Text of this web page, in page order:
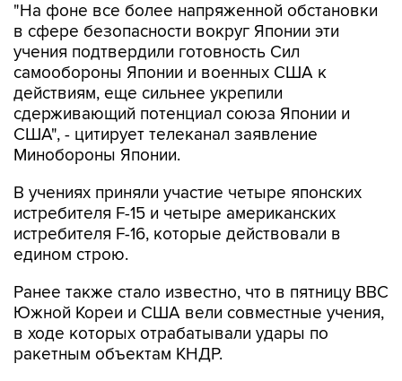
"На фоне все более напряженной обстановки
в сфере безопасности вокруг Японии эти
учения подтвердили готовность Сил
самообороны Японии и военных США к
действиям, еще сильнее укрепили
сдерживающий потенциал союза Японии и
США", - цитирует телеканал заявление
Минобороны Японии.
В учениях приняли участие четыре японских
истребителя F-15 и четыре американских
истребителя F-16, которые действовали в
едином строю.
Ранее также стало известно, что в пятницу ВВС
Южной Кореи и США вели совместные учения,
в ходе которых отрабатывали удары по
ракетным объектам КНДР.